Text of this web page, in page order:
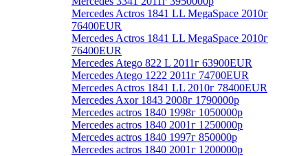
Mercedes Actros 1841 LL MegaSpace 2010г
76400EUR
Mercedes Actros 1841 LL MegaSpace 2010г
76400EUR
Mercedes Atego 822 L 2011г 63900EUR
Mercedes Atego 1222 2011г 74700EUR
Mercedes Actros 1841 LL 2010г 78400EUR
Mercedes Axor 1843 2008г 1790000р
Mercedes actros 1840 1998г 1050000р
Mercedes actros 1840 2001г 1250000р
Mercedes actros 1840 1997г 850000р
Mercedes actros 1840 2001г 1200000р